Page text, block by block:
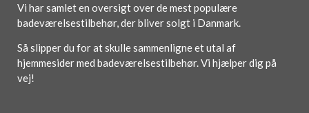
Vi har samlet en oversigt over de mest populære
badeværelsestilbehør, der bliver solgt i Danmark.
Så slipper du for at skulle sammenligne et utal af
hjemmesider med badeværelsestilbehør. Vi hjælper dig på
vej!